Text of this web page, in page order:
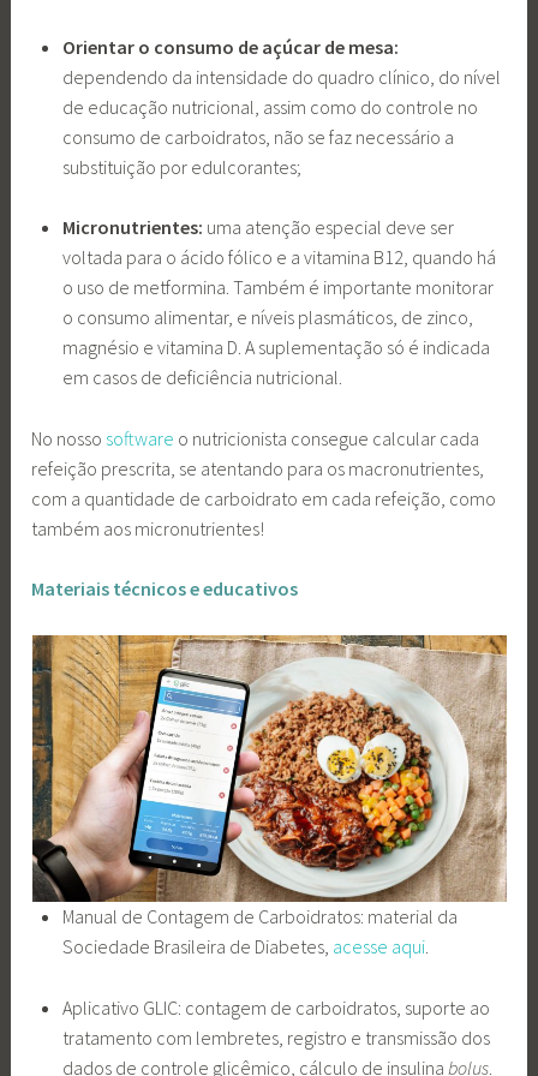
Orientar o consumo de açúcar de mesa:
dependendo da intensidade do quadro clínico, do nível
de educação nutricional, assim como do controle no
consumo de carboidratos, não se faz necessário a
substituição por edulcorantes;
Micronutrientes: uma atenção especial deve ser
voltada para o ácido fólico e a vitamina B12, quando há
o uso de metformina. Também é importante monitorar
o consumo alimentar, e níveis plasmáticos, de zinco,
magnésio e vitamina D. A suplementação só é indicada
em casos de deficiência nutricional.
No nosso software o nutricionista consegue calcular cada
refeição prescrita, se atentando para os macronutrientes,
com a quantidade de carboidrato em cada refeição, como
também aos micronutrientes!
Materiais técnicos e educativos
Manual de Contagem de Carboidratos: material da
Sociedade Brasileira de Diabetes, acesse aqui.
Aplicativo GLIC: contagem de carboidratos, suporte ao
tratamento com lembretes, registro e transmissão dos
dados de controle glicêmico, cálculo de insulina bolus.